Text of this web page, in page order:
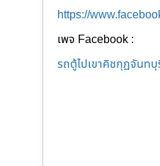
https://
เพจ Facebook :
รถตู้ไปเขาคิชกุฏจันท